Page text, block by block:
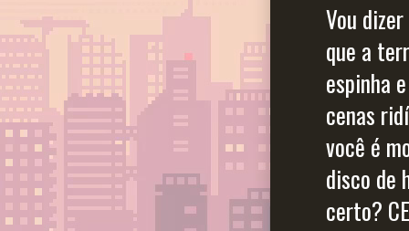
Vou
que a
espinha
cenas
você é
disco de
certo?